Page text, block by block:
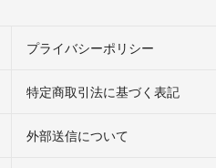
プライバシーポリシー
特定商取引法に基づく表記
外部送信について